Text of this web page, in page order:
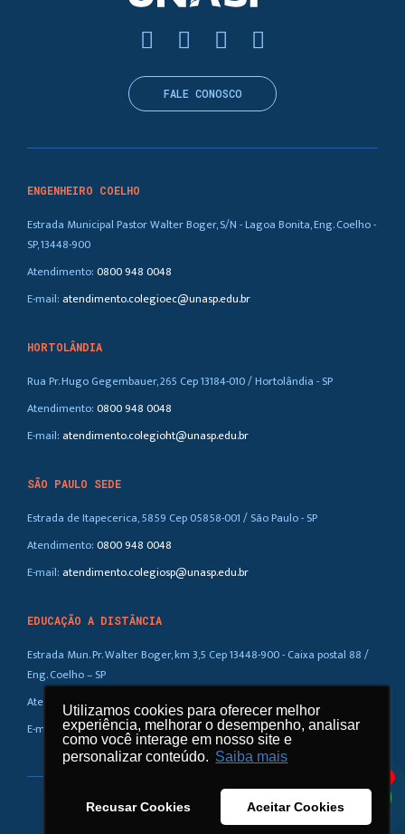
Utilizamos cookies para oferecer melhor
experiência, melhorar o desempenho, analisar
como você interage em nosso site e
personalizar conteúdo. Saiba mais
Recusar Cookies Aceitar Cookies
Utilizamos cookies para oferecer melhor
experiência, melhorar o desempenho, analisar
como você interage em nosso site e
personalizar conteúdo. Saiba mais
Recusar Cookies Aceitar Cookies
ENGENHEIRO COELHO
Estrada Municipal Pastor Walter Boger, S/N - Lagoa Bonita, Eng. Coelho -
SP, 13448-900
Atendimento:0800 948 0048
E-mail: atendimento.colegioec@unasp.edu.br
HORTOLÂNDIA
Rua Pr. Hugo Gegembauer, 265 Cep 13184-010 / Hortolândia - SP
Atendimento:0800 948 0048
E-mail: atendimento.colegioht@unasp.edu.br
SÃO PAULO SEDE
Estrada de Itapecerica, 5859 Cep 05858-001 / São Paulo - SP
Atendimento:0800 948 0048
E-mail: atendimento.colegiosp@unasp.edu.br
EDUCAÇÃO A DISTÂNCIA
Estrada Mun. Pr. Walter Boger, km 3,5 Cep 13448-900 - Caixa postal 88 /
Eng. Coelho – SP
Atendimento:
0800 948 0048
E-mail: atendimento.ead@unasp.br
FALE CONOSCO